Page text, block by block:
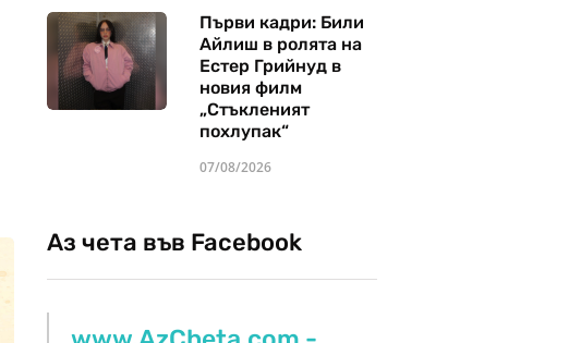
Първи кадри: Били
Айлиш в ролята на
Естер Грийнуд в
новия филм
„Стъкленият
похлупак“
07/08/2026
Аз чета във Facebook